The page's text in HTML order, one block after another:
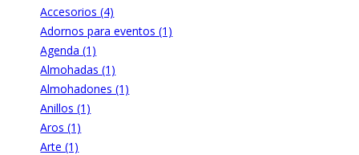
Accesorios (4)
Adornos para eventos (1)
Agenda (1)
Almohadas (1)
Almohadones (1)
Anillos (1)
Aros (1)
Arte (1)